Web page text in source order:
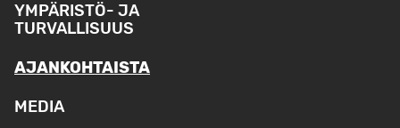
YMPÄRISTÖ- JA
TURVALLISUUS
AJANKOHTAISTA
MEDIA